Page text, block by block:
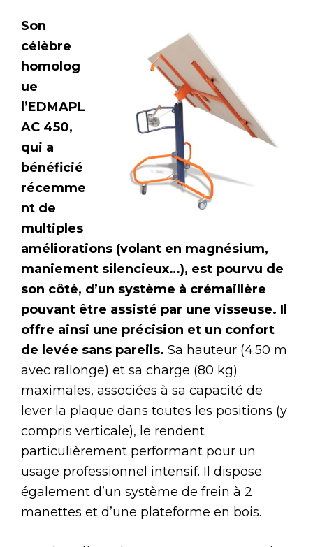
Son
célèbre
homolog
ue
l’EDMAPL
AC 450,
qui a
bénéficié
récemme
nt de
multiples
améliorations (volant en magnésium,
maniement silencieux…), est pourvu de
son côté, d’un système à crémaillère
pouvant être assisté par une visseuse. Il
offre ainsi une précision et un confort
de levée sans pareils. Sa hauteur (4.50 m
avec rallonge) et sa charge (80 kg)
maximales, associées à sa capacité de
lever la plaque dans toutes les positions (y
compris verticale), le rendent
particulièrement performant pour un
usage professionnel intensif. Il dispose
également d’un système de frein à 2
manettes et d’une plateforme en bois.